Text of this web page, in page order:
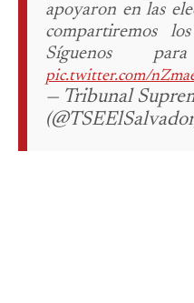
apoyaron en las
compartiremos
Síguenos
pic.twitter.com/
— Tribunal